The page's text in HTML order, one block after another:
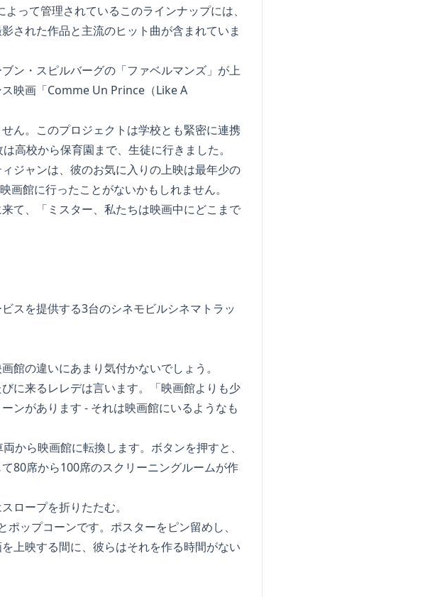
って管理されているこのラインナップには、
された作品と主流のヒット曲が含まれていま
ン・スピルバーグの「ファベルマンズ」が上
映画「Comme Un Prince（Like A
ん。このプロジェクトは学校とも緊密に連携
高校から保育園まで、生徒に行きました。
ジャンは、彼のお気に入りの上映は最年少の
館に行ったことがないかもしれません。
て、「ミスター、私たちは映画中にどこまで
スを提供する3台のシネモビルシネマトラッ
館の違いにあまり気付かないでしょう。
に来るレレデは言います。「映画館よりも少
ンがあります - それは映画館にいるようなも
から映画館に転換します。ボタンを押すと、
80席から100席のスクリーニングルームが作
ロープを折りたたむ。
ップコーンです。ポスターをピン留めし、
上映する間に、彼らはそれを作る時間がない